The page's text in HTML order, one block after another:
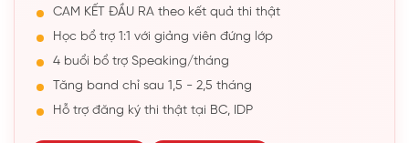
CAM KẾT ĐẦU RA theo kết quả thi thật
Học bổ trợ 1:1 với giảng viên đứng lớp
4 buổi bổ trợ Speaking/tháng
Tăng band chỉ sau 1,5 - 2,5 tháng
Hỗ trợ đăng ký thi thật tại BC, IDP